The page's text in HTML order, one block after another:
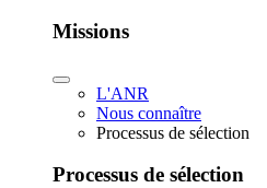
Missions
L'ANR
Nous connaître
Processus de sélection
Processus de sélection